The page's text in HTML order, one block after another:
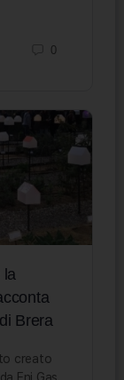
0
la
Brera
creato